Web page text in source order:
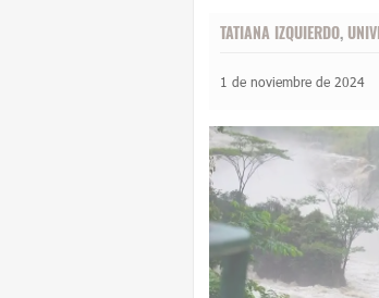
TATIANA IZQUIERDO,
1 de noviembre de 2024